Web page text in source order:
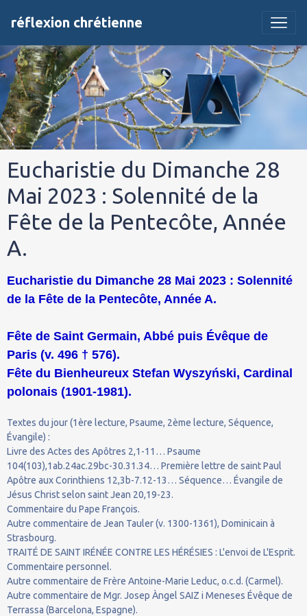
réflexion chrétienne
Eucharistie du Dimanche 28
Mai 2023 : Solennité de la
Fête de la Pentecôte, Année
A.
Eucharistie du Dimanche 28 Mai 2023 : Solennité
de la Fête de la Pentecôte, Année A.
Fête de Saint Germain, Abbé puis Évêque de
Paris (v. 496 † 576).
Fête du Bienheureux Stefan Wyszyński, Cardinal
polonais (1901-1981).
Textes du jour (1ère lecture, Psaume, 2ème lecture, Séquence,
Évangile) :
Livre des Actes des Apôtres 2,1-11… Psaume
104(103),1ab.24ac.29bc-30.31.34… Première lettre de saint Paul
Apôtre aux Corinthiens 12,3b-7.12-13… Séquence… Évangile de
Jésus Christ selon saint Jean 20,19-23.
Commentaire du Pape François.
Autre commentaire de Jean Tauler (v. 1300-1361), Dominicain à
Strasbourg.
TRAITÉ DE SAINT IRÉNÉE CONTRE LES HÉRÉSIES : L'envoi de L'Esprit.
Commentaire personnel.
Autre commentaire de Frère Antoine-Marie Leduc, o.c.d. (Carmel).
Autre commentaire de Mgr. Josep Àngel SAIZ i Meneses Évêque de
Terrassa (Barcelona, Espagne).